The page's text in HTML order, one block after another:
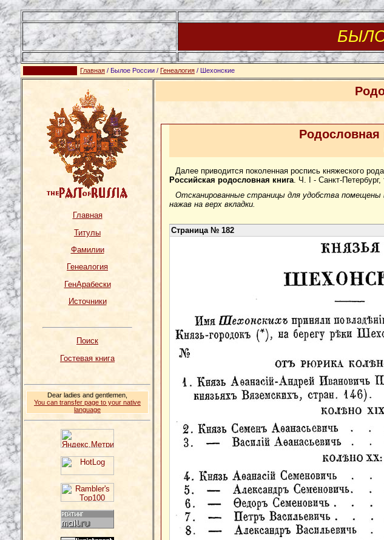
Главная / Былое России / Генеалогия / Шехонские
Главная
Титулы
Фамилии
Генеалогия
ГенАрабески
Источники
Поиск
Гостевая книга
Dear ladies and gentlemen,
You can transfer page to your native
language
Родословная
Далее приводится поколенная роспись княжеского рода
Российская родословная книга. Ч. I - Санкт-
Отсканированные страницы для удобства помещены
нажав на верх вкладки.
Страница № 182